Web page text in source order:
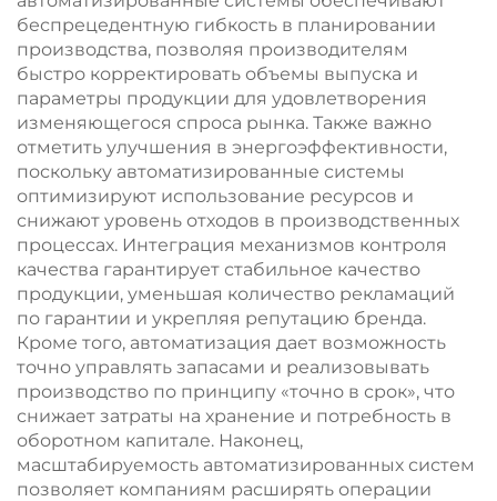
беспрецедентную гибкость в планировании
производства, позволяя производителям
быстро корректировать объемы выпуска и
параметры продукции для удовлетворения
изменяющегося спроса рынка. Также важно
отметить улучшения в энергоэффективности,
поскольку автоматизированные системы
оптимизируют использование ресурсов и
снижают уровень отходов в производственных
процессах. Интеграция механизмов контроля
качества гарантирует стабильное качество
продукции, уменьшая количество рекламаций
по гарантии и укрепляя репутацию бренда.
Кроме того, автоматизация дает возможность
точно управлять запасами и реализовывать
производство по принципу «точно в срок», что
снижает затраты на хранение и потребность в
оборотном капитале. Наконец,
масштабируемость автоматизированных систем
позволяет компаниям расширять операции